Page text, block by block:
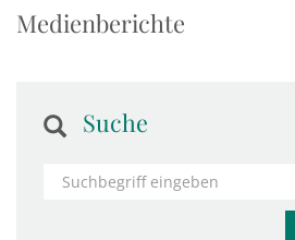
Medienberichte
Suche